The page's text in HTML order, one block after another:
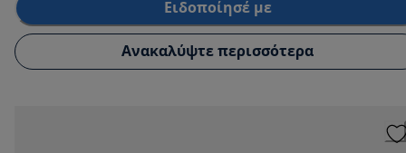
Ειδοποίησέ με
Ανακαλύψτε περισσότερα